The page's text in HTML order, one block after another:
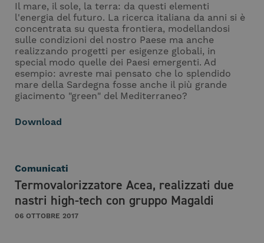
Il mare, il sole, la terra: da questi elementi
l'energia del futuro. La ricerca italiana da anni si è
concentrata su questa frontiera, modellandosi
sulle condizioni del nostro Paese ma anche
realizzando progetti per esigenze globali, in
special modo quelle dei Paesi emergenti. Ad
esempio: avreste mai pensato che lo splendido
mare della Sardegna fosse anche il più grande
giacimento "green" del Mediterraneo?
Download
Comunicati
Termovalorizzatore Acea, realizzati due
nastri high-tech con gruppo Magaldi
06 OTTOBRE 2017